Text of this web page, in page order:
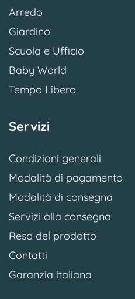
Arredo
Giardino
Scuola e Ufficio
Baby World
Tempo Libero
Servizi
Condizioni generali
Modalità di pagamento
Modalità di consegna
Servizi alla consegna
Reso del prodotto
Contatti
Garanzia italiana